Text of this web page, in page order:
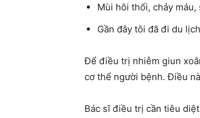
Mùi hôi thối, chảy
Gần đây tôi đã đi du
Để điều trị nhiễm giun
cơ thể người bệnh. Điều
Bác sĩ điều trị cần tiêu